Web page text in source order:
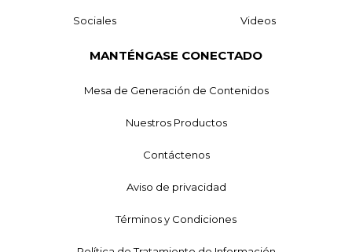
Sociales Videos
MANTÉNGASE CONECTADO
Mesa de Generación de Contenidos
Nuestros Productos
Contáctenos
Aviso de privacidad
Términos y Condiciones